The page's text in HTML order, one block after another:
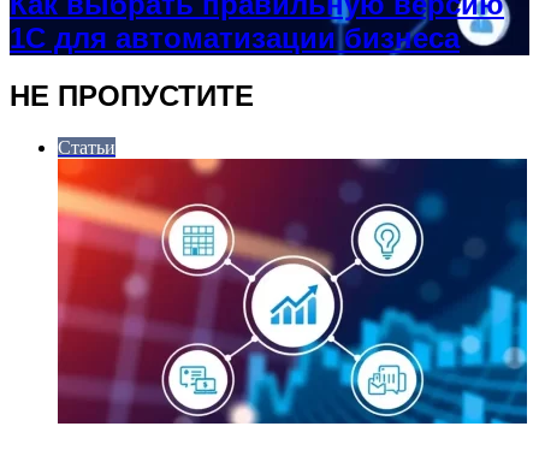
1С для автоматизации бизнеса
НЕ ПРОПУСТИТЕ
Статьи